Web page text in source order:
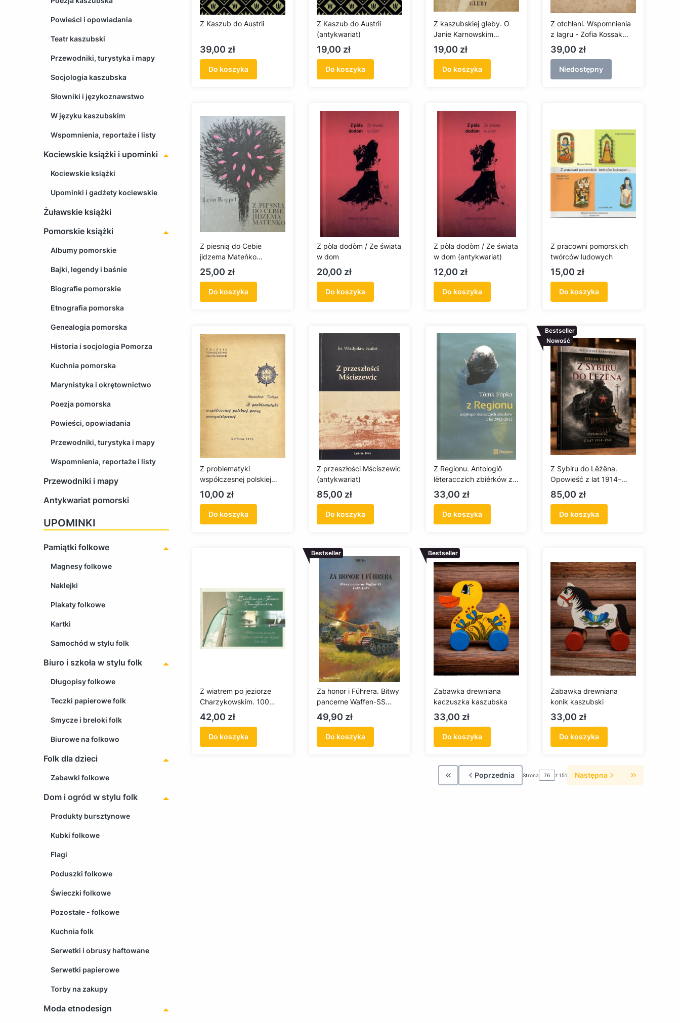
Powieści i opowiadania
Teatr kaszubski
Przewodniki, turystyka i mapy
Socjologia kaszubska
Słowniki i językoznawstwo
W języku kaszubskim
Wspomnienia, reportaże i listy
Kociewskie książki i upominki
Kociewskie książki
Upominki i gadżety kociewskie
Żuławskie książki
Pomorskie książki
Albumy pomorskie
Bajki, legendy i baśnie
Biografie pomorskie
Etnografia pomorska
Genealogia pomorska
Historia i socjologia Pomorza
Kuchnia pomorska
Marynistyka i okrętownictwo
Poezja pomorska
Powieści, opowiadania
Przewodniki, turystyka i mapy
Wspomnienia, reportaże i listy
Przewodniki i mapy
Antykwariat pomorski
UPOMINKI
Pamiątki folkowe
Magnesy folkowe
Naklejki
Plakaty folkowe
Kartki
Samochód w stylu folk
Biuro i szkoła w stylu folk
Długopisy folkowe
Teczki papierowe folk
Smycze i breloki folk
Biurowe na folkowo
Folk dla dzieci
Zabawki folkowe
Dom i ogród w stylu folk
Produkty bursztynowe
Kubki folkowe
Flagi
Poduszki folkowe
Świeczki folkowe
Pozostałe - folkowe
Kuchnia folk
Serwetki i obrusy haftowane
Serwetki papierowe
Torby na zakupy
Moda etnodesign
Z Kaszub do Austrii
Cena
39,00 zł
Do koszyka
Z Kaszub do Austrii
(antykwariat)
Cena
19,00 zł
Do koszyka
Z kaszubskiej gleby. O
Janie Karnowskim
(antykwariat)
Cena
19,00 zł
Do koszyka
Z otchłani. Wspomnienia
z lagru - Zofia Kossak
(antykwariat)
Cena
39,00 zł
Niedostępny
Z piesnią do Cebie
jidzema Mateńko
(antykwariat)
Cena
25,00 zł
Do koszyka
Z pòla dodòm / Ze świata
w dom
Cena
20,00 zł
Do koszyka
Z pòla dodòm / Ze świata
w dom (antykwariat)
Cena
12,00 zł
Do koszyka
Z pracowni pomorskich
twórców ludowych
Cena
15,00 zł
Do koszyka
Z problematyki
współczesnej polskiej
prozy marynistycznej
(antykwariat)
Cena
10,00 zł
Do koszyka
Z przeszłości Mściszewic
(antykwariat)
Cena
85,00 zł
Do koszyka
Z Regionu. Antologiô
lëteracczich zbiérków z
lat 2002-2012
Cena
33,00 zł
Do koszyka
Bestseller
Nowość
Z Sybiru do Lëżëna.
Opowieść z lat 1914–
1920
Cena
85,00 zł
Do koszyka
Z wiatrem po jeziorze
Charzykowskim. 100
rocznica założenia Klubu
Żeglarskiego Chojnice
1922-2022
Cena
42,00 zł
Do koszyka
Bestseller
Za honor i Führera. Bitwy
pancerne Waffen-SS
1943-1945
Cena
49,90 zł
Do koszyka
Bestseller
Zabawka drewniana
kaczuszka kaszubska
Cena
33,00 zł
Do koszyka
Zabawka drewniana
konik kaszubski
Cena
33,00 zł
Do koszyka
Wróć do pierwszej strony z produktami
Poprzednia Strona z 151 Następna Przejdź do